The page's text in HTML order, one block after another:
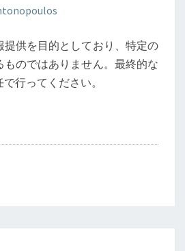
提供を目的としており、特定の
のではありません。最終的な
行ってください。